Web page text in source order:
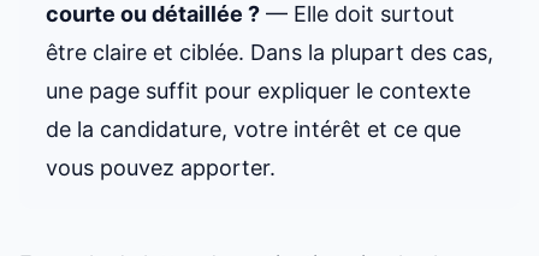
courte ou détaillée ? — Elle doit surtout
être claire et ciblée. Dans la plupart des cas,
une page suffit pour expliquer le contexte
de la candidature, votre intérêt et ce que
vous pouvez apporter.